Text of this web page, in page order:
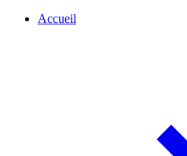
Accueil